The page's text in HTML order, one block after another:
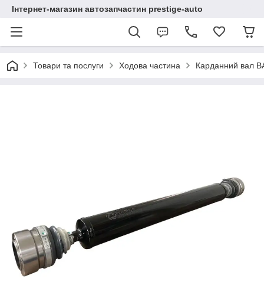
Інтернет-магазин автозапчастин prestige-auto
Товари та послуги Ходова частина Карданний вал